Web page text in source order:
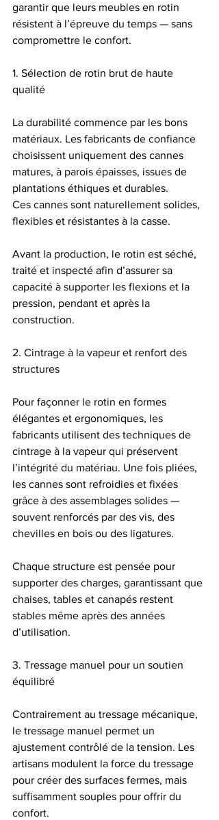
garantir que leurs meubles en rotin
résistent à l’épreuve du temps — sans
compromettre le confort.
1. Sélection de rotin brut de haute
qualité
La durabilité commence par les bons
matériaux. Les fabricants de confiance
choisissent uniquement des cannes
matures, à parois épaisses, issues de
plantations éthiques et durables.
Ces cannes sont naturellement solides,
flexibles et résistantes à la casse.
Avant la production, le rotin est séché,
traité et inspecté afin d’assurer sa
capacité à supporter les flexions et la
pression, pendant et après la
construction.
2. Cintrage à la vapeur et renfort des
structures
Pour façonner le rotin en formes
élégantes et ergonomiques, les
fabricants utilisent des techniques de
cintrage à la vapeur qui préservent
l’intégrité du matériau. Une fois pliées,
les cannes sont refroidies et fixées
grâce à des assemblages solides —
souvent renforcés par des vis, des
chevilles en bois ou des ligatures.
Chaque structure est pensée pour
supporter des charges, garantissant que
chaises, tables et canapés restent
stables même après des années
d’utilisation.
3. Tressage manuel pour un soutien
équilibré
Contrairement au tressage mécanique,
le tressage manuel permet un
ajustement contrôlé de la tension. Les
artisans modulent la force du tressage
pour créer des surfaces fermes, mais
suffisamment souples pour offrir du
confort.